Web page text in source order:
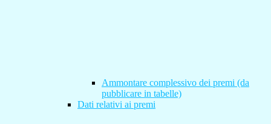
Ammontare complessivo dei premi (da
pubblicare in tabelle)
Dati relativi ai premi